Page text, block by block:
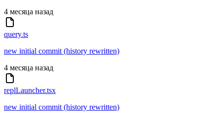
4 месяца назад
query.ts
new initial commit (history rewritten)
4 месяца назад
replLauncher.tsx
new initial commit (history rewritten)